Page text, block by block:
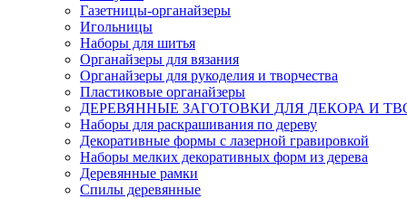
Газетницы-органайзеры
Игольницы
Наборы для шитья
Органайзеры для вязания
Органайзеры для рукоделия и творчества
Пластиковые органайзеры
ДЕРЕВЯННЫЕ ЗАГОТОВКИ ДЛЯ ДЕКОРА И
Наборы для раскрашивания по дереву
Декоративные формы с лазерной гравировкой
Наборы мелких декоративных форм из дерева
Деревянные рамки
Спилы деревянные